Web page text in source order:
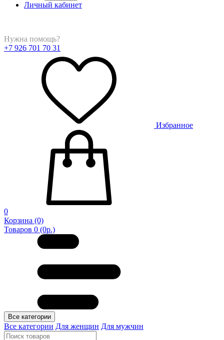
Личный кабинет
Нужна помощь?
+7 926 701 70 31
Избранное
0
Корзина (0)
Товаров 0 (0р.)
Все категории
Все категории Для женщин Для мужчин